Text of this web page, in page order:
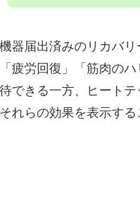
器届出済みのリカバリ
疲労回復」「筋肉の
できる一方、ヒート
れらの効果を表示す